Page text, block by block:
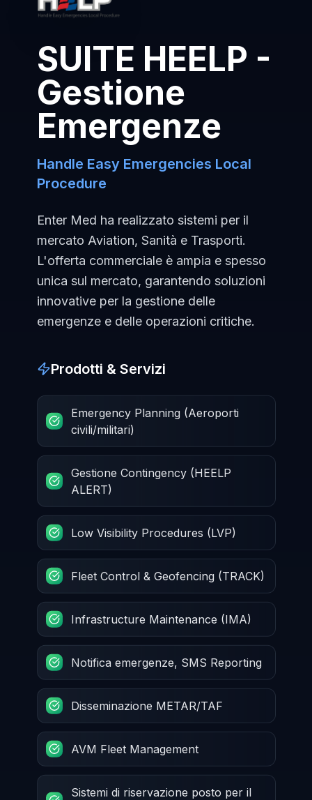
SUITE HEELP -
Gestione
Emergenze
Handle Easy Emergencies Local
Procedure
Enter Med ha realizzato sistemi per il
mercato Aviation, Sanità e Trasporti.
L'offerta commerciale è ampia e spesso
unica sul mercato, garantendo soluzioni
innovative per la gestione delle
emergenze e delle operazioni critiche.
Prodotti & Servizi
Emergency Planning (Aeroporti
civili/militari)
Gestione Contingency (HEELP
ALERT)
Low Visibility Procedures (LVP)
Fleet Control & Geofencing (TRACK)
Infrastructure Maintenance (IMA)
Notifica emergenze, SMS Reporting
Disseminazione METAR/TAF
AVM Fleet Management
Sistemi di riservazione posto per il